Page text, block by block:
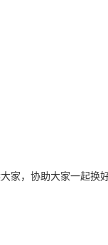
家，协助大家一起换